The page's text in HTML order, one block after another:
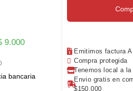
9.000
bancaria
Emitimos factura A
Compra protegida
Tenemos local a la
Envio gratis en
$150.000